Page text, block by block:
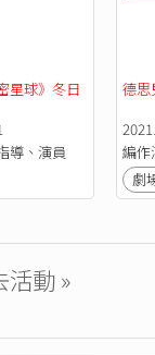
星球》冬日
導、演員
德思
編作
劇
活動 »